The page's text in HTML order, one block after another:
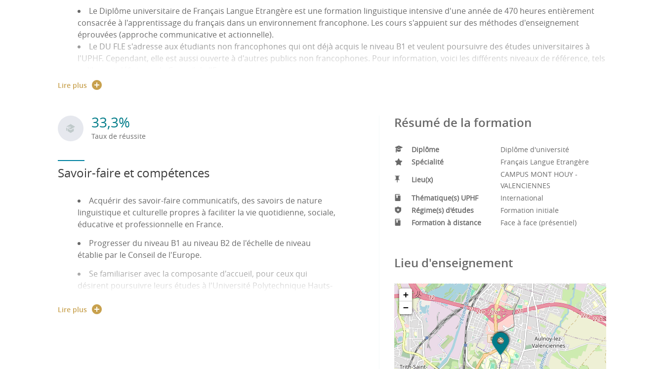
Le Diplôme universitaire de Français Langue Etrangère est une formation linguistique intensive d'une année de 470 heures entièrement
consacrée à l'apprentissage du français dans un environnement francophone. Les cours s'appuient sur des méthodes d'enseignement
éprouvées (approche communicative et actionnelle).
Le DU FLE s'adresse aux étudiants non francophones qui ont déjà acquis le niveau B1 et veulent poursuivre des études universitaires à
l'UPHF. Cependant, elle est aussi ouverte à d'autres publics non francophones. Pour information, voici les différents niveaux de référence, tels
Les + de la formation :
Les étudiants sont encouragés à suivre, outre les cours obligatoires du programme du DUFLE, un atelier de conversation à raison d'une heure par
semaine.
Les étudiants, guidés par un tuteur, s'expriment librement sur des sujets qui leur sont familiers et améliorent ainsi leur français oral.
Lire plus
33,3%
Taux de réussite
Savoir-faire et compétences
Acquérir des savoir-faire communicatifs, des savoirs de nature
linguistique et culturelle propres à faciliter la vie quotidienne, sociale,
éducative et professionnelle en France.
Progresser du niveau B1 au niveau B2 de l'échelle de niveau
établie par le Conseil de l'Europe.
Se familiariser avec la composante d'accueil, pour ceux qui
désirent poursuivre leurs études à l'Université Polytechnique Hauts-
Lire plus
Résumé de la formation
Diplôme
Diplôme d'université
Spécialité
Français Langue Etrangère
Lieu(x)
CAMPUS MONT HOUY -
VALENCIENNES
Thématique(s) UPHF
International
Régime(s) d'études
Formation initiale
Formation à distance
Face à face (présentiel)
Lieu d'enseignement
+
−